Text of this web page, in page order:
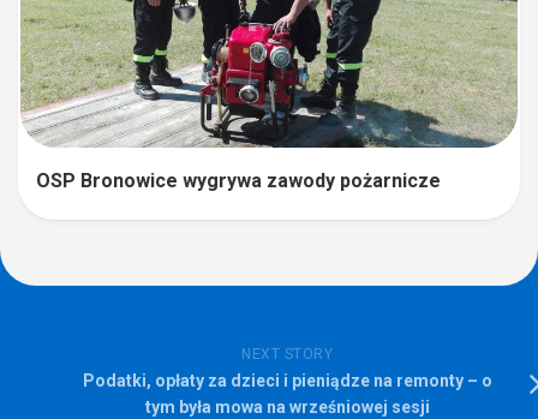
OSP Bronowice wygrywa zawody pożarnicze
NEXT STORY
Podatki, opłaty za dzieci i pieniądze na remonty – o
tym była mowa na wrześniowej sesji